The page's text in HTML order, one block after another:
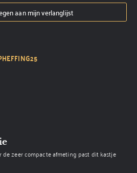
aan mijn verlanglijst
de zeer compacte afmeting past dit kastje